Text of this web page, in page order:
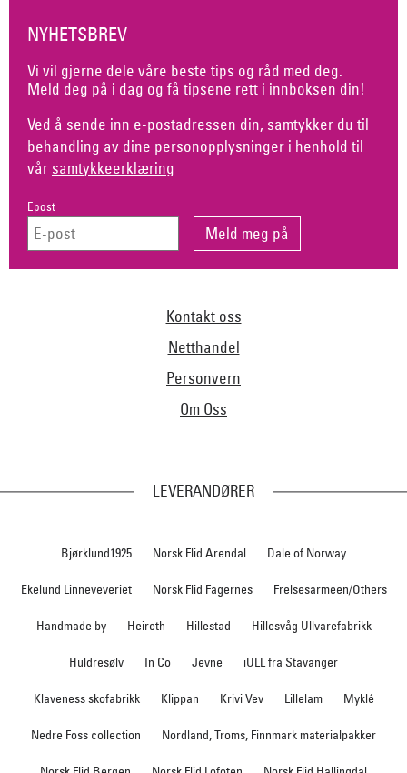
NYHETSBREV
Vi vil gjerne dele våre beste tips og råd med deg.
Meld deg på i dag og få tipsene rett i innboksen din!
Ved å sende inn e-postadressen din, samtykker du til
behandling av dine personopplysninger i henhold til
vår samtykkeerklæring
Epost
Kontakt oss
Netthandel
Personvern
Om Oss
LEVERANDØRER
Bjørklund1925 Norsk Flid Arendal Dale of Norway
Ekelund Linneveveriet Norsk Flid Fagernes Frelsesarmeen/Others
Handmade by Heireth Hillestad Hillesvåg Ullvarefabrikk
Huldresølv In Co Jevne iULL fra Stavanger
Klaveness skofabrikk Klippan Krivi Vev Lillelam Myklé
Nedre Foss collection Nordland, Troms, Finnmark materialpakker